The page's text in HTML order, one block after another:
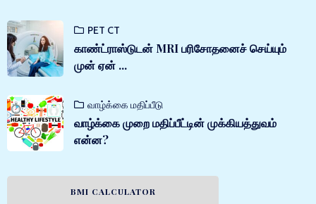
PET CT
காண்ட்ராஸ்டுடன் MRI பரிசோதனைச் செய்யும்
முன் ஏன் ...
வாழ்க்கை மதிப்பீடு
வாழ்க்கை முறை மதிப்பீட்டின் முக்கியத்துவம்
என்ன?
BMI CALCULATOR